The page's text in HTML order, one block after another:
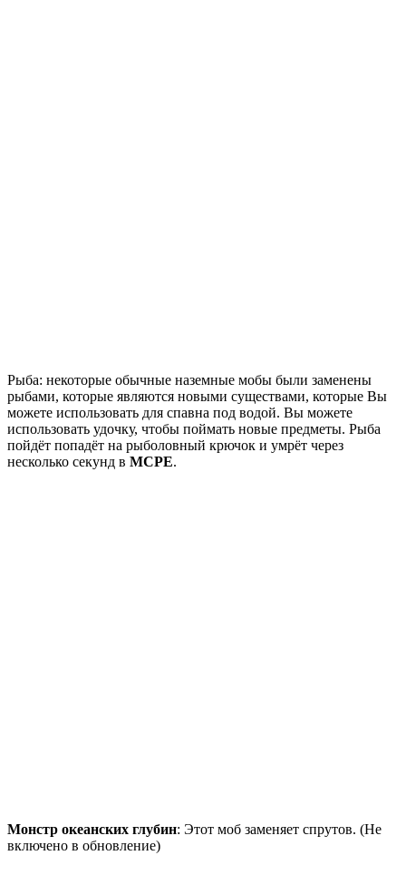
Рыба: некоторые обычные наземные мобы были заменены
рыбами, которые являются новыми существами, которые Вы
можете использовать для спавна под водой. Вы можете
использовать удочку, чтобы поймать новые предметы. Рыба
пойдёт попадёт на рыболовный крючок и умрёт через
несколько секунд в MCPE.
Монстр океанских глубин: Этот моб заменяет спрутов. (Не
включено в обновление)